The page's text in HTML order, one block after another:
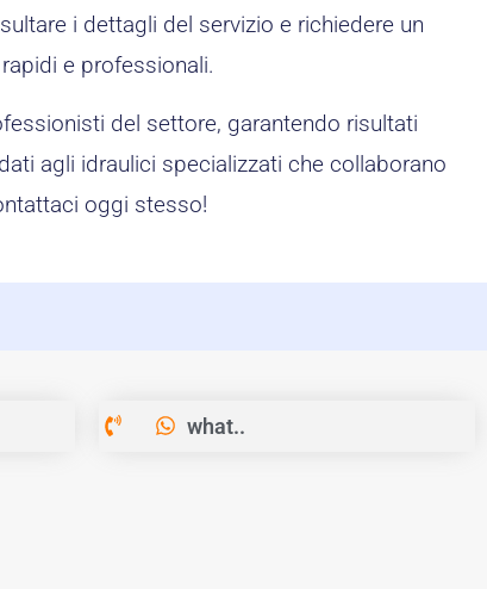
i dettagli del servizio e richiedere un
e professionali.
del settore, garantendo risultati
agli idraulici specializzati che collaborano
oggi stesso!
what..